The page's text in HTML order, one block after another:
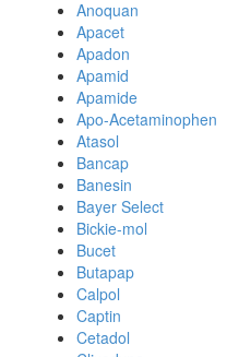
Anoquan
Apacet
Apadon
Apamid
Apamide
Apo-Acetaminophen
Atasol
Bancap
Banesin
Bayer Select
Bickie-mol
Bucet
Butapap
Calpol
Captin
Cetadol